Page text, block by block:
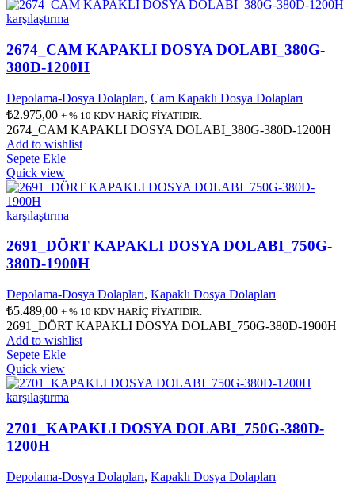
karşılaştırma
2674_CAM KAPAKLI DOSYA DOLABI_380G-
380D-1200H
Depolama-Dosya Dolapları, Cam Kapaklı Dosya Dolapları
₺2.975,00 + % 10 KDV HARİÇ FİYATIDIR.
2674_CAM KAPAKLI DOSYA DOLABI_380G-380D-1200H
Add to wishlist
Sepete Ekle
Quick view
karşılaştırma
2691_DÖRT KAPAKLI DOSYA DOLABI_750G-
380D-1900H
Depolama-Dosya Dolapları, Kapaklı Dosya Dolapları
₺5.489,00 + % 10 KDV HARİÇ FİYATIDIR.
2691_DÖRT KAPAKLI DOSYA DOLABI_750G-380D-1900H
Add to wishlist
Sepete Ekle
Quick view
karşılaştırma
2701_KAPAKLI DOSYA DOLABI_750G-380D-
1200H
Depolama-Dosya Dolapları, Kapaklı Dosya Dolapları